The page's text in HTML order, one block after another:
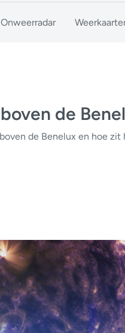
Onweerradar
de
de Benelux en hoe